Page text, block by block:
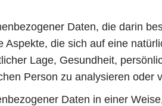
Daten, die darin
die sich auf eine
Lage, Gesundheit,
Person zu analysieren oder
Daten in einer